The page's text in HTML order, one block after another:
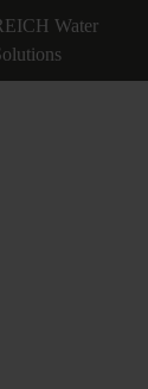
Water